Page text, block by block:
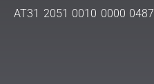
AT31 2051 0010 0000 0487